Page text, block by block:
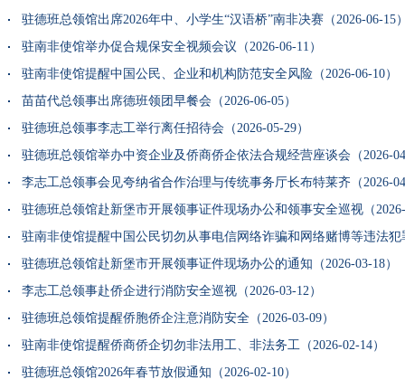
驻德班总领馆出席2026年中、小学生“汉语桥”南非决赛（2026-06-15
驻南非使馆举办促合规保安全视频会议（2026-06-11）
驻南非使馆提醒中国公民、企业和机构防范安全风险（2026-06-10）
苗苗代总领事出席德班领团早餐会（2026-06-05）
驻德班总领事李志工举行离任招待会（2026-05-29）
驻德班总领馆举办中资企业及侨商侨企依法合规经营座谈会（2026-
李志工总领事会见夸纳省合作治理与传统事务厅长布特莱齐（2026-
驻德班总领馆赴新堡市开展领事证件现场办公和领事安全巡视（
驻南非使馆提醒中国公民切勿从事电信网络诈骗和网络赌博等违法犯
驻德班总领馆赴新堡市开展领事证件现场办公的通知（2026-03-18）
李志工总领事赴侨企进行消防安全巡视（2026-03-12）
驻德班总领馆提醒侨胞侨企注意消防安全（2026-03-09）
驻南非使馆提醒侨商侨企切勿非法用工、非法务工（2026-02-14）
驻德班总领馆2026年春节放假通知（2026-02-10）